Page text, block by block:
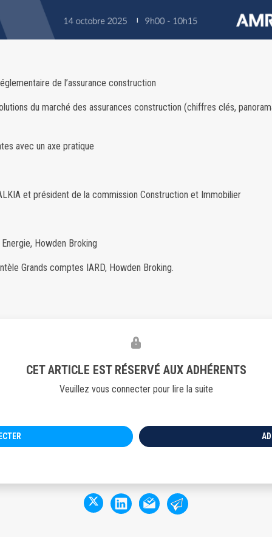
de l’assurance construction
du marché des assurances construction (chiffres clés,
avec un axe pratique
et président de la commission Construction et Immobilier
Howden Broking
Grands comptes IARD, Howden Broking.
CET ARTICLE EST RÉSERVÉ AUX ADHÉRENTS
Veuillez vous connecter pour lire la suite